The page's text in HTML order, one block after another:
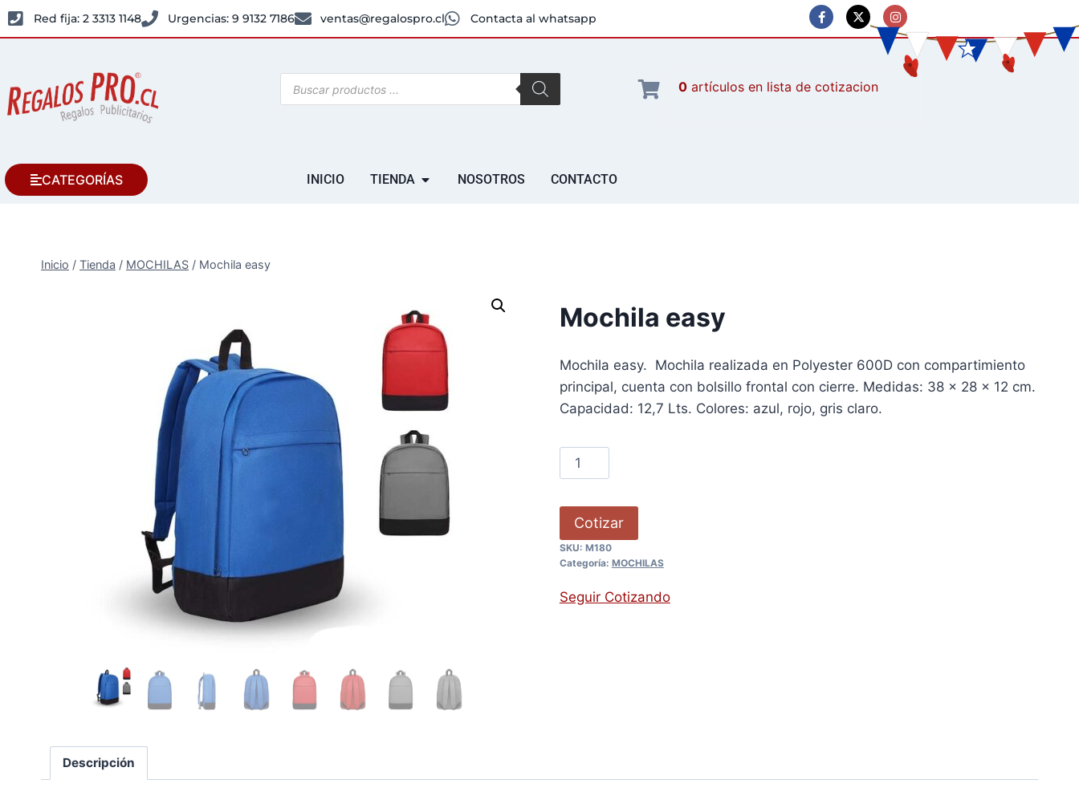
Red fija: 2 3313 1148 Urgencias: 9 9132 7186 ventas@regalospro.cl Contacta al whatsapp
0 artículos
CATEGORÍAS INICIO TIENDA NOSOTROS CONTACTO
Inicio / Tienda / MOCHILAS / Mochila easy
Mochila easy
Mochila easy. Mochila realizada en Polyester 600D con compartimiento
principal, cuenta con bolsillo frontal con cierre. Medidas: 38 x 28 x 12 cm.
Capacidad: 12,7 Lts. Colores: azul, rojo, gris claro.
Cotizar
SKU: M180
Categoría: MOCHILAS
Seguir Cotizando
Descripción